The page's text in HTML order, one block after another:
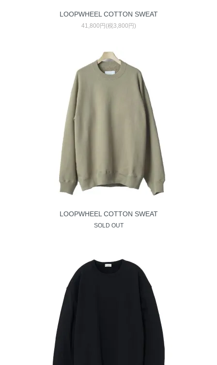
LOOPWHEEL COTTON SWEAT
41,800円(税3,800円)
LOOPWHEEL COTTON SWEAT
SOLD OUT